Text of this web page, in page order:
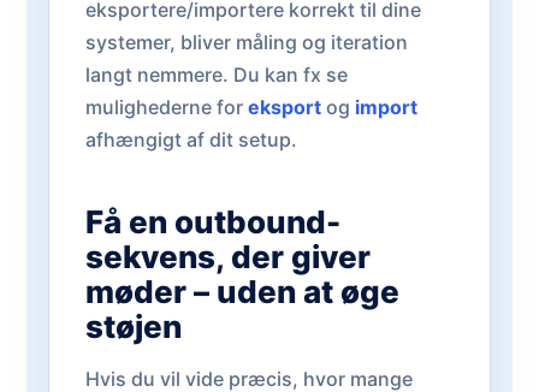
eksportere/importere korrekt til dine
systemer, bliver måling og iteration
langt nemmere. Du kan fx se
mulighederne for eksport og import
afhængigt af dit setup.
Få en outbound-
sekvens, der giver
møder – uden at øge
støjen
Hvis du vil vide præcis, hvor mange